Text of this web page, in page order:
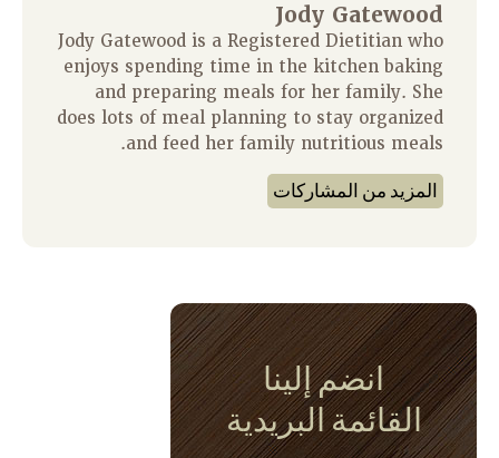
Jody Gatewood
Jody Gatewood is a Registered Dietitian who
enjoys spending time in the kitchen baking
and preparing meals for her family. She
does lots of meal planning to stay organized
and feed her family nutritious meals.
المزيد من المشاركات
انضم إلينا
القائمة البريدية